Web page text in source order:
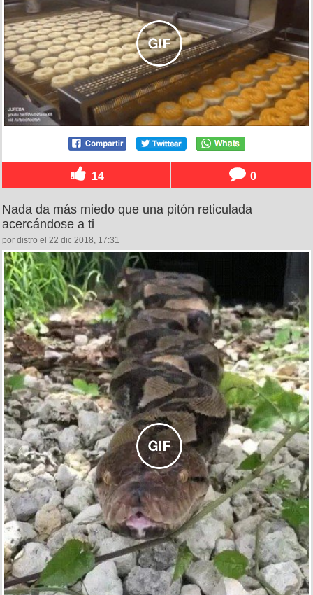
14 0
Nada da más miedo que una pitón reticulada
acercándose a ti
por distro el 22 dic 2018, 17:31